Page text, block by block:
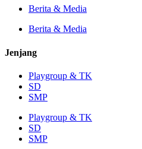
Berita & Media
Berita & Media
Jenjang
Playgroup & TK
SD
SMP
Playgroup & TK
SD
SMP